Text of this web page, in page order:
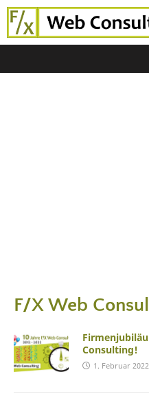
F/X Web
Consulting!
1. Februar 2022